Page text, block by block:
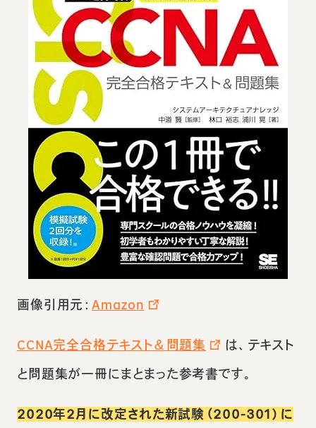
画像引用元：Amazon
CCNA完全合格テキスト＆問題集
は、テキスト
と問題集が一冊にまとまった参考書です。
2020年2月に改定された新試験（200-301）に